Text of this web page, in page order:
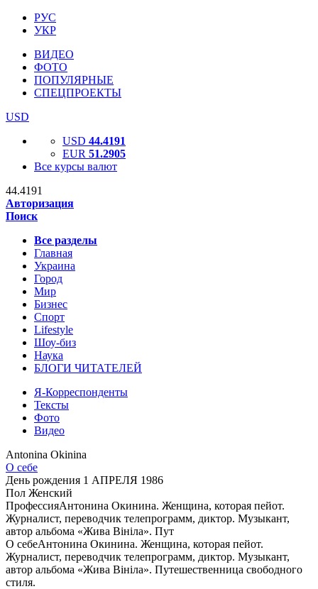
РУС
УКР
ВИДЕО
ФОТО
ПОПУЛЯРНЫЕ
СПЕЦПРОЕКТЫ
USD
USD 44.4191
EUR 51.2905
Все курсы валют
44.4191
Авторизация
Поиск
Все разделы
Главная
Украина
Город
Мир
Бизнес
Спорт
Lifestyle
Шоу-биз
Наука
БЛОГИ ЧИТАТЕЛЕЙ
Я-Корреспонденты
Тексты
Фото
Видео
Antonina Okinina
О себе
День рождения 1 АПРЕЛЯ 1986
Пол Женский
ПрофессияАнтонина Окинина. Женщина, которая пейот.
Журналист, переводчик телепрограмм, диктор. Музыкант,
автор альбома «Жива Вініла». Пут
О себеАнтонина Окинина. Женщина, которая пейот.
Журналист, переводчик телепрограмм, диктор. Музыкант,
автор альбома «Жива Вініла». Путешественница свободного
стиля.